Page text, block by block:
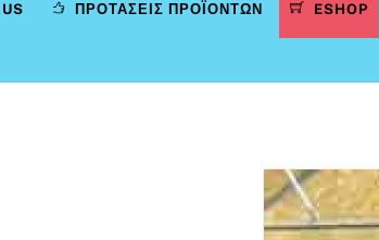
ΠΡΟΤΆΣΕΙΣ ΠΡΟΪΌΝΤΩΝ ESHOP